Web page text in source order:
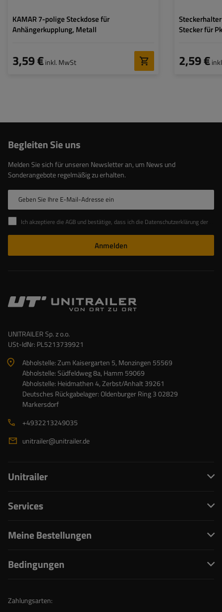
KAMAR 7-polige Steckdose für
Anhängerkupplung, Metall
3,59 €inkl. MwSt
Stecker für
2,59 €
Begleiten Sie uns
Melden Sie sich für unseren Newsletter an, um News und
Sonderangebote regelmäßig zu erhalten.
Geben Sie Ihre E-Mail-Adresse ein
Ich akzeptiere die AGB und bestätige, dass ich die Datenschutzerklärung der Website zur Kenntnis genommen habe
Anmelden
UNITRAILER Sp. z o.o.
USt-IdNr: PL5213739921
Abholstelle: Zum Kaisergarten 5, Monzingen 55569
Abholstelle: Südfeldweg 8a, Hamm 59069
Abholstelle: Heidmathen 4, Zerbst/Anhalt 39261
Deutsches Rückgabelager: Oldenburger Ring 3 02829
Markersdorf
+4932213249035
unitrailer@unitrailer.de
Unitrailer
Services
Meine Bestellungen
Bedingungen
Zahlungsarten: